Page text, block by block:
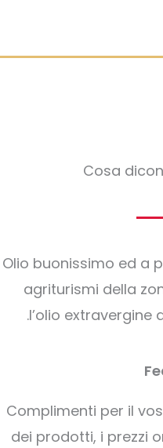
Cosa
Olio buonissimo ed a
agriturismi della
l’olio extravergine
Complimenti per il
dei prodotti, i prezzi